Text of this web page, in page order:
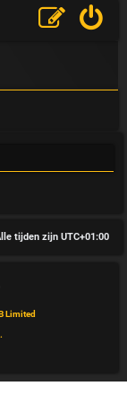
tijden zijn UTC+01:00
Limited
.